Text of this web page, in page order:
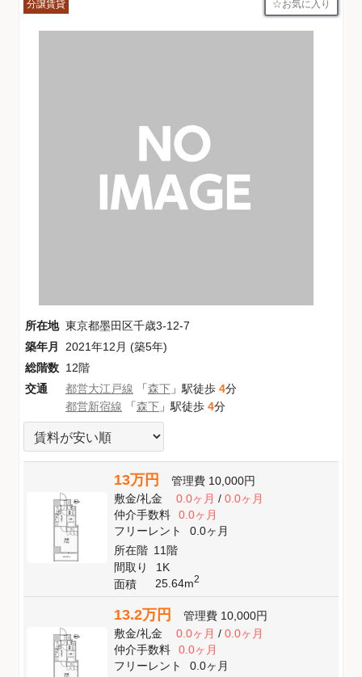
分譲賃貸 お気に入り
所在地 東京都墨田区千歳3-12-7
築年月
2021年12月 (築5年)
総階数 12階
交通
都営大江戸線 「森下 」駅徒歩 4分
都営新宿線 「森下 」駅徒歩 4分
13万円 管理費 10,000円
敷金/礼金 0.0ヶ月/ 0.0ヶ月
仲介手数料
0.0ヶ月
フリーレント
0.0ヶ月
所在階 11階
間取り
1K
面積
25.64m2
13.2万円 管理費 10,000円
敷金/礼金 0.0ヶ月/ 0.0ヶ月
仲介手数料
0.0ヶ月
フリーレント
0.0ヶ月